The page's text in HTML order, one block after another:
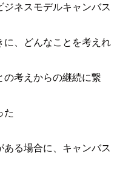
ネスモデルキャンバス
に、どんなことを考えれ
の考えからの継続に繋
た
ある場合に、キャンバス